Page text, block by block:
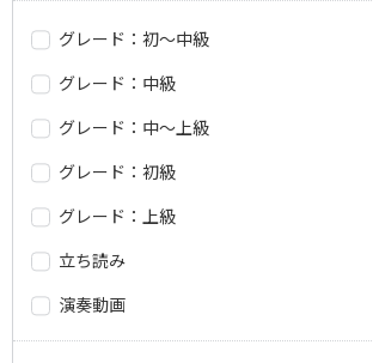
グレード：初～中級
グレード：中級
グレード：中～上級
グレード：初級
グレード：上級
立ち読み
演奏動画